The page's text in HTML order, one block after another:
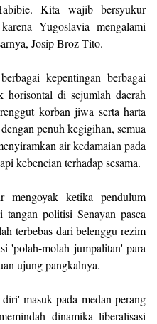
Kita wajib bersyukur
Yugoslavia mengalami
Josip Broz Tito.
kepentingan berbagai
di sejumlah daerah
korban jiwa serta harta
penuh kegigihan, semua
air kedamaian pada
kebencian terhadap sesama.
mengoyak ketika pendulum
tangan politisi Senayan pasca
terbebas dari belenggu rezim
'polah-molah jumpalitan' para
ujung pangkalnya.
masuk pada medan perang
dinamika liberalisasi